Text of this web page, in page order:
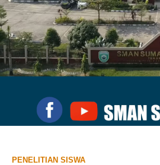
PENELITIAN SISWA